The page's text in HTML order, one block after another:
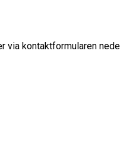
via kontaktformularen